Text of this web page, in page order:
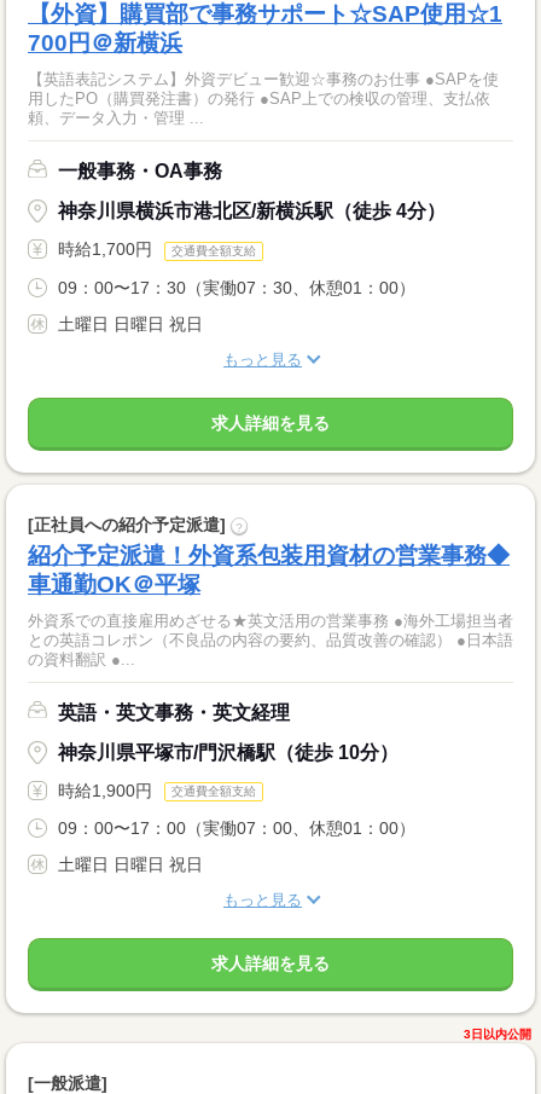
【外資】購買部で事務サポート☆SAP使用☆1
700円＠新横浜
【英語表記システム】外資デビュー歓迎☆事務のお仕事 ●SAPを使
用したPO（購買発注書）の発行 ●SAP上での検収の管理、支払依
頼、データ入力・管理 ...
一般事務・OA事務
神奈川県横浜市港北区/新横浜駅（徒歩 4分）
時給1,700円 交通費全額支給
09：00〜17：30（実働07：30、休憩01：00）
土曜日 日曜日 祝日
もっと見る
求人詳細を見る
[正社員への紹介予定派遣] ?
紹介予定派遣！外資系包装用資材の営業事務◆
車通勤OK＠平塚
外資系での直接雇用めざせる★英文活用の営業事務 ●海外工場担当者
との英語コレポン（不良品の内容の要約、品質改善の確認） ●日本語
の資料翻訳 ●...
英語・英文事務・英文経理
神奈川県平塚市/門沢橋駅（徒歩 10分）
時給1,900円 交通費全額支給
09：00〜17：00（実働07：00、休憩01：00）
土曜日 日曜日 祝日
もっと見る
求人詳細を見る
3日以内公開
[一般派遣]